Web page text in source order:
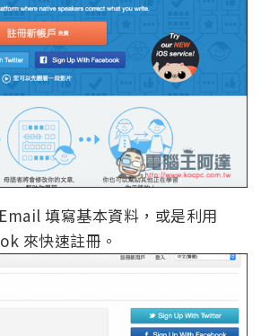
填寫基本資料，或是利用
來快速註冊。